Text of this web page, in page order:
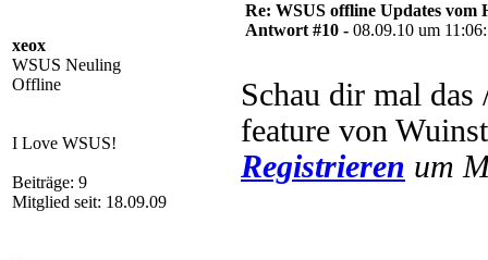
xeox
WSUS Neuling
Offline
I Love WSUS!
Beiträge: 9
Mitglied seit: 18.09.09
Re: WSUS offline Updates vom
Antwort #10 - 08.09.10 um
Schau dir mal das
feature von
Registrieren um